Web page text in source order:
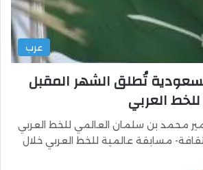
عرب
تُطلق الشهر المقبل
العربي
محمد بن سلمان العالمي للخط العربي
مسابقة عالمية للخط العربي خلال